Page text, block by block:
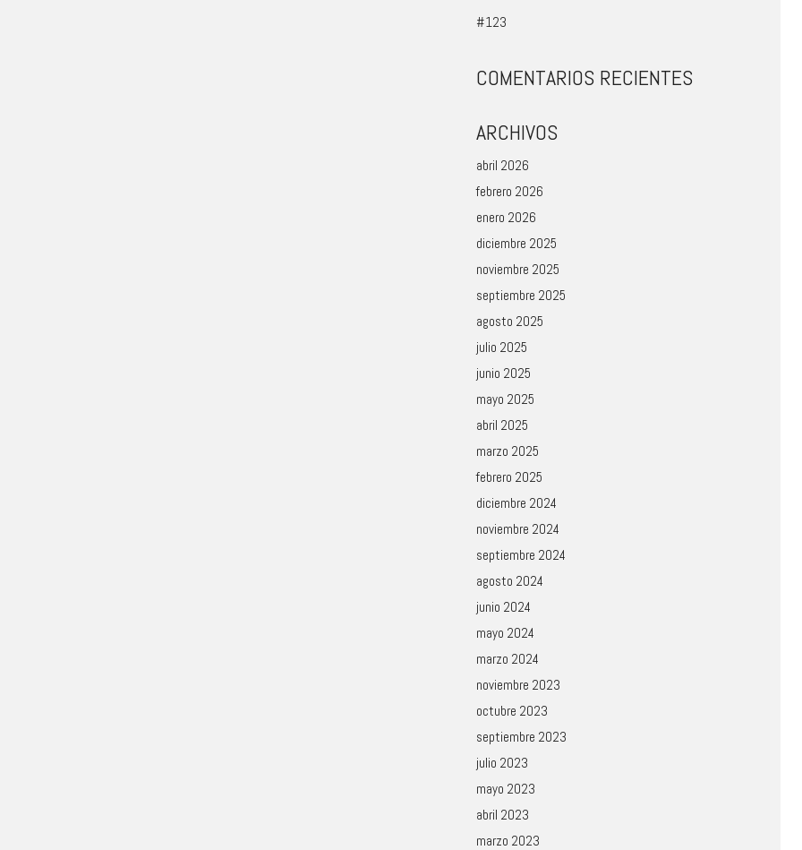
#123
COMENTARIOS RECIENTES
ARCHIVOS
abril 2026
febrero 2026
enero 2026
diciembre 2025
noviembre 2025
septiembre 2025
agosto 2025
julio 2025
junio 2025
mayo 2025
abril 2025
marzo 2025
febrero 2025
diciembre 2024
noviembre 2024
septiembre 2024
agosto 2024
junio 2024
mayo 2024
marzo 2024
noviembre 2023
octubre 2023
septiembre 2023
julio 2023
mayo 2023
abril 2023
marzo 2023